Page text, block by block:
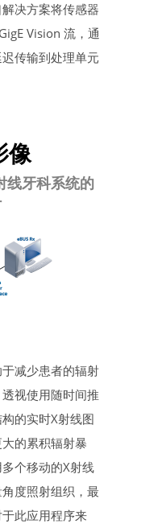
决方案将传感器
Vision 流，通
传输到处理单元
像
线牙科系统的
减少患者的辐射
视使用随时间推
的实时X射线图
的累积辐射暴
个移动的X射线
度照射组织，最
此应用程序来